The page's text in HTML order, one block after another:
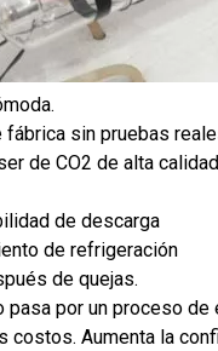
sin pruebas
de CO2 de alta
de descarga
de refrigeración
de quejas.
pasa por un proceso
costos. Aumenta la